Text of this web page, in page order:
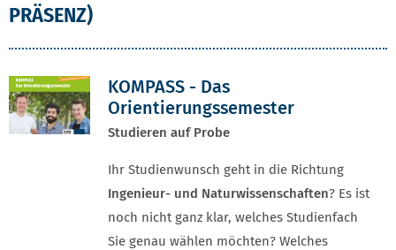
PRÄSENZ)
KOMPASS - Das
Orientierungssemester
Studieren auf Probe
Ihr Studienwunsch geht in die Richtung
Ingenieur- und Naturwissenschaften? Es ist
noch nicht ganz klar, welches Studienfach
Sie genau wählen möchten? Welches